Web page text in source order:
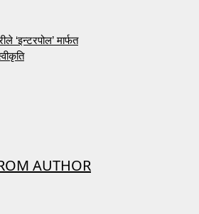
‘इन्टरपोल’ मार्फत
AUTHOR